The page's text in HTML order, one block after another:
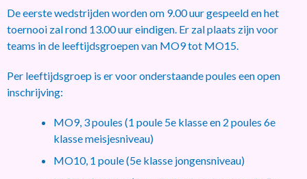
De eerste wedstrijden worden om 9.00 uur gespeeld en het
toernooi zal rond 13.00 uur eindigen. Er zal plaats zijn voor
teams in de leeftijdsgroepen van MO9 tot MO15.
Per leeftijdsgroep is er voor onderstaande poules een open
inschrijving:
MO9, 3 poules (1 poule 5e klasse en 2 poules 6e
klasse meisjesniveau)
MO10, 1 poule (5e klasse jongensniveau)